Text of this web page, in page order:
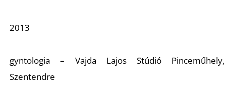
2013
gyntologia – Vajda Lajos Stúdió Pinceműhely,
Szentendre